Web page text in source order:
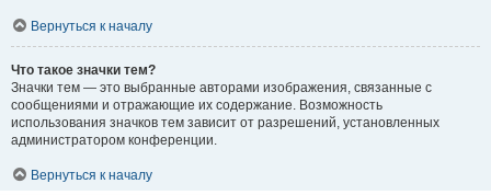
Вернуться к началу
Что такое значки тем?
Значки тем — это выбранные авторами изображения, связанные с
сообщениями и отражающие их содержание. Возможность
использования значков тем зависит от разрешений, установленных
администратором конференции.
Вернуться к началу